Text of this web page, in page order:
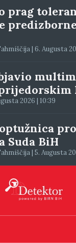
prag
| 6. Augusta
2026 | 10:39
Suda BiH
| 5. Augusta